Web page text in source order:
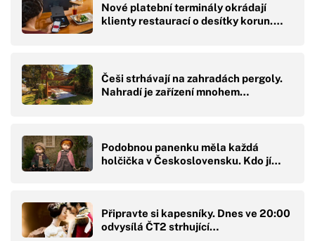
Nové platební terminály okrádají
klienty restaurací o desítky korun.…
Češi strhávají na zahradách pergoly.
Nahradí je zařízení mnohem…
Podobnou panenku měla každá
holčička v Československu. Kdo jí…
Připravte si kapesníky. Dnes ve 20:00
odvysílá ČT2 strhující…